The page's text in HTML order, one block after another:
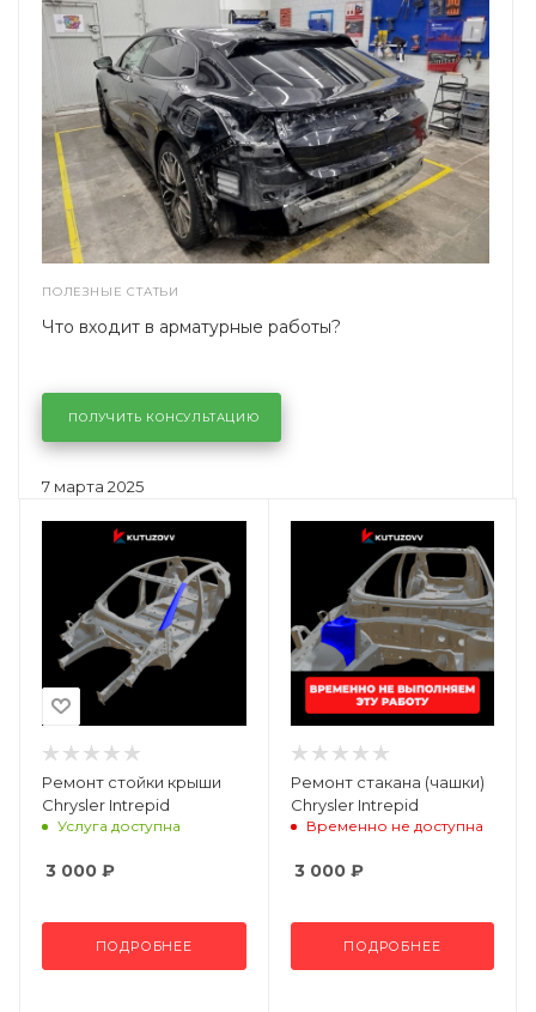
ПОЛЕЗНЫЕ СТАТЬИ
7 марта 2025
Что входит в арматурные работы?
ПОЛУЧИТЬ КОНСУЛЬТАЦИЮ
Ремонт стойки крыши
Chrysler Intrepid
Услуга доступна
3 000 ₽
ПОДРОБНЕЕ
Ремонт стакана (чашки)
Chrysler Intrepid
Временно не доступна
3 000₽
ПОДРОБНЕЕ